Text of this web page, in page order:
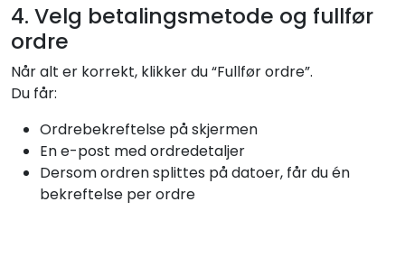
4. Velg betalingsmetode og fullfør
ordre
Når alt er korrekt, klikker du “Fullfør ordre”.
Du får:
Ordrebekreftelse på skjermen
En e-post med ordredetaljer
Dersom ordren splittes på datoer, får du én
bekreftelse per ordre